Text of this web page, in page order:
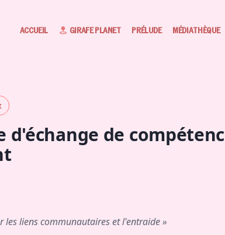
ACCUEIL GIRAFE PLANET PRÉLUDE MÉDIATHÈQUE
d'échange de
les liens communautaires et l'entraide »